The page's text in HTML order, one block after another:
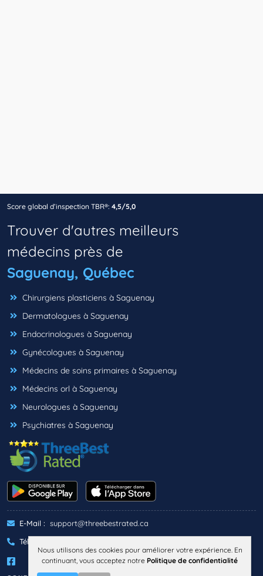
Score global d’inspection TBR®: 4,5/5,0
Trouver d'autres meilleurs
médecins près de
Saguenay, Québec
Chirurgiens plasticiens à Saguenay
Dermatologues à Saguenay
Endocrinologues à Saguenay
Gynécologues à Saguenay
Médecins de soins primaires à Saguenay
Médecins orl à Saguenay
Neurologues à Saguenay
Psychiatres à Saguenay
E-Mail : support@threebestrated.ca
Téléphone :
Nous utilisons des cookies pour améliorer votre expérience. En
continuant, vous acceptez notre Politique de confidentialité